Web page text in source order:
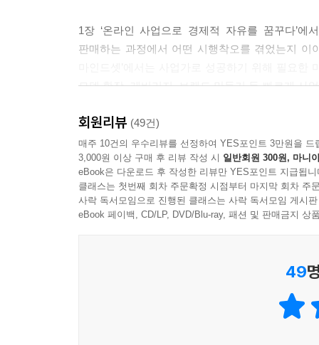
실행 없는 인풋은 중독이다. 공부를 했다면 공부
--- pp.249-250
1장 ‘온라인 사업으로 경제적 자유를 꿈꾸다’
판매하는 과정에서 어떤 시행착오를 겪었는지
모델 확장, 레버리지, 브랜드 만들기 등 빠르게 사
비법을 알려준다.
온라인 쇼핑 사업을 처음 접하는 예비 셀러뿐만
실전에 필요한 사업 노하우를 얻을 수 있을 것이다.
회원리뷰 (49건)
매주 10건의 우수리뷰를 선정하여 YES포인트 3만원을 드
3,000원 이상 구매 후 리뷰 작성 시 일반회원 300원, 마니
eBook은 다운로드 후 작성한 리뷰만 YES포인트 지급됩니
클래스는 첫번째 회차 주문확정 시점부터 마지막 회차 주
사락 독서모임으로 진행된 클래스는 사락 독서모임 게시
eBook 페이백, CD/LP, DVD/Blu-ray, 패션 및 판매금지 상
49